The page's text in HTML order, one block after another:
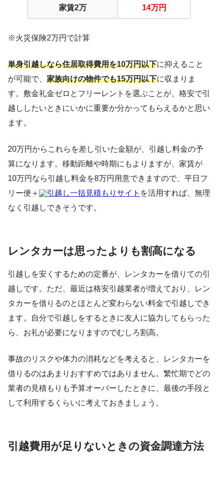
家賃2万 14万円
※火災保険2万円で計算
単身引越しなら住居取得費用を10万円以下に抑えること
が可能で、 家族向けの物件でも15万円以下に収まりま
す。敷金礼金ゼロとフリーレントを選ぶことが、格安で引
越ししたいときにいかに重要か分かってもらえるかと思い
ます。
20万円からこれらを差し引いた金額が、引越し料金の予
算になります。移動距離や時期にもよりますが、家賃が
10万円なら引越し料金を8万円用意できますので、平日フ
リー便＋
引越し一括見積もりサイト を活用すれば、無理
なく引越しできそうです。
レンタカーは思ったよりも割高になる
引越しを安くするための定番が、レンタカーを借りての引
越しです。ただ、最近は格安引越業者が増えており、レン
タカーを借りるのとほとんど変わらない料金で引越しでき
ます。自分で引越しをするときに友人に協力してもらった
ら、お礼が必要になりますのでむしろ割高。
事故のリスクや体力の消耗などを考えると、レンタカーを
借りるのはあまりおすすめではありません。繁忙期でどの
業者の見積もりも予算オーバーしたときに、最後の手段と
して利用するくらいに考えておきましょう。
引越費用が足りないときの資金調達方法